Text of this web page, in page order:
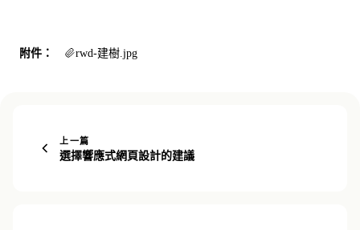
附件： rwd-建樹.jpg
上一篇
選擇響應式網頁設計的建議